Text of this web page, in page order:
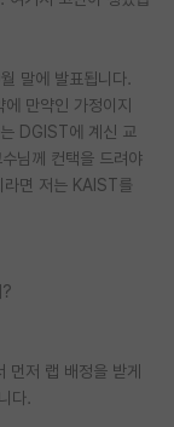
말에 발표됩니다.
만약인 가정이지
DGIST에 계신 교
님께 컨택을 드려야
면 저는 KAIST를
저 랩 배정을 받게
다.